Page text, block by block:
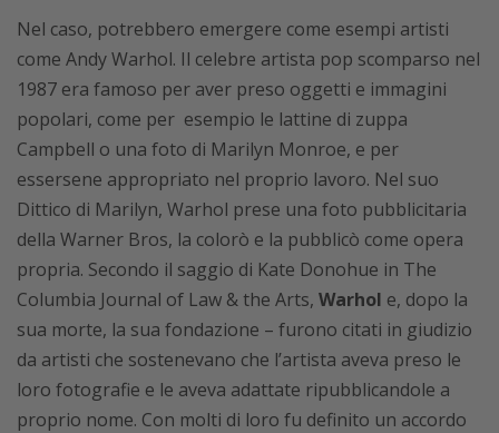
Nel caso, potrebbero emergere come esempi artisti
come Andy Warhol. Il celebre artista pop scomparso nel
1987 era famoso per aver preso oggetti e immagini
popolari, come per esempio le lattine di zuppa
Campbell o una foto di Marilyn Monroe, e per
essersene appropriato nel proprio lavoro. Nel suo
Dittico di Marilyn, Warhol prese una foto pubblicitaria
della Warner Bros, la colorò e la pubblicò come opera
propria. Secondo il saggio di Kate Donohue in The
Columbia Journal of Law & the Arts, Warhol e, dopo la
sua morte, la sua fondazione – furono citati in giudizio
da artisti che sostenevano che l’artista aveva preso le
loro fotografie e le aveva adattate ripubblicandole a
proprio nome. Con molti di loro fu definito un accordo